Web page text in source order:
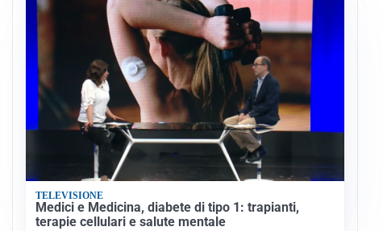
TELEVISIONE
Medici e Medicina, diabete di tipo 1: trapianti,
terapie cellulari e salute mentale